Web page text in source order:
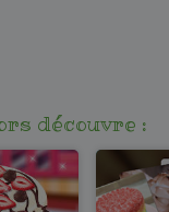
découvre :